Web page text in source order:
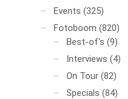
Events (325)
Fotoboom (820)
Best-of's (9)
Interviews (4)
On Tour (82)
Specials (84)